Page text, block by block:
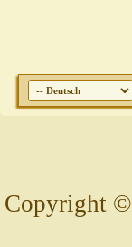
Copyright